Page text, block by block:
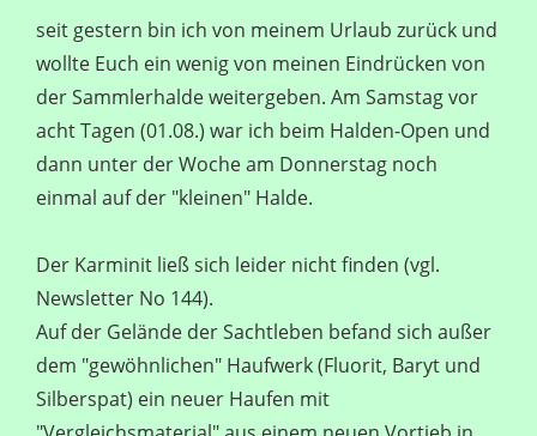
seit gestern bin ich von meinem Urlaub zurück und
wollte Euch ein wenig von meinen Eindrücken von
der Sammlerhalde weitergeben. Am Samstag vor
acht Tagen (01.08.) war ich beim Halden-Open und
dann unter der Woche am Donnerstag noch
einmal auf der "kleinen" Halde.
Der Karminit ließ sich leider nicht finden (vgl.
Newsletter No 144).
Auf der Gelände der Sachtleben befand sich außer
dem "gewöhnlichen" Haufwerk (Fluorit, Baryt und
Silberspat) ein neuer Haufen mit